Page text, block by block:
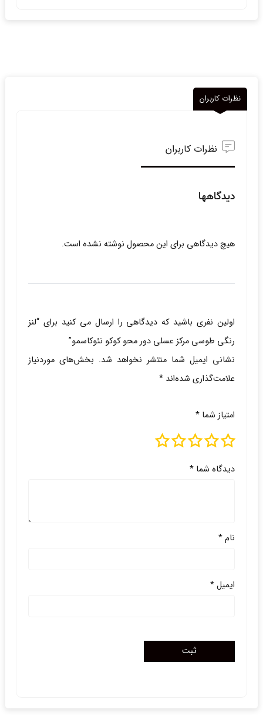
نظرات کاربران
نظرات کاربران
دیدگاهها
هیچ دیدگاهی برای این محصول نوشته نشده است.
اولین نفری باشید که دیدگاهی را ارسال می کنید برای “لنز
رنگی طوسی مرکز عسلی دور محو کوکو نئوکاسمو”
نشانی ایمیل شما منتشر نخواهد شد. بخش‌های موردنیاز
علامت‌گذاری شده‌اند *
امتیاز شما *
دیدگاه شما *
نام*
ایمیل*